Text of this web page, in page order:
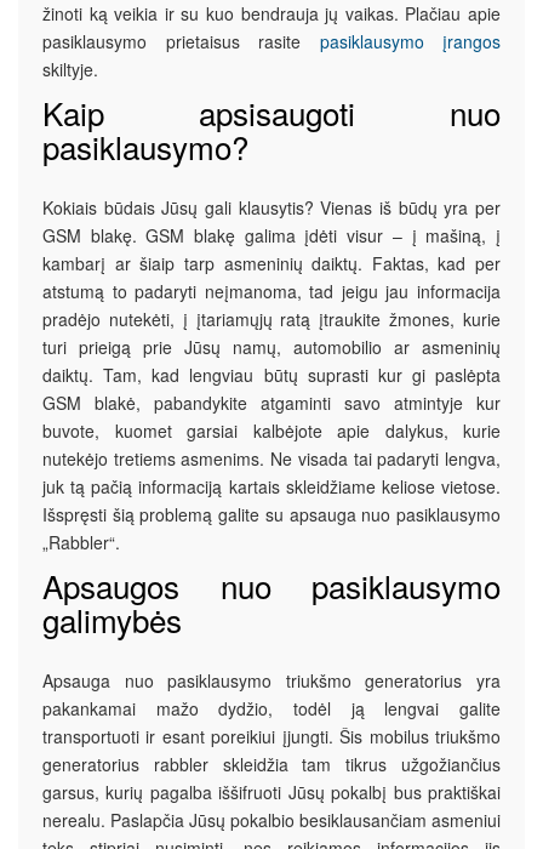
žinoti ką veikia ir su kuo bendrauja jų vaikas. Plačiau apie
pasiklausymo prietaisus rasite pasiklausymo įrangos
skiltyje.
Kaip apsisaugoti nuo
pasiklausymo?
Kokiais būdais Jūsų gali klausytis? Vienas iš būdų yra per
GSM blakę. GSM blakę galima įdėti visur – į mašiną, į
kambarį ar šiaip tarp asmeninių daiktų. Faktas, kad per
atstumą to padaryti neįmanoma, tad jeigu jau informacija
pradėjo nutekėti, į įtariamųjų ratą įtraukite žmones, kurie
turi prieigą prie Jūsų namų, automobilio ar asmeninių
daiktų. Tam, kad lengviau būtų suprasti kur gi paslėpta
GSM blakė, pabandykite atgaminti savo atmintyje kur
buvote, kuomet garsiai kalbėjote apie dalykus, kurie
nutekėjo tretiems asmenims. Ne visada tai padaryti lengva,
juk tą pačią informaciją kartais skleidžiame keliose vietose.
Išspręsti šią problemą galite su apsauga nuo pasiklausymo
„Rabbler“.
Apsaugos nuo pasiklausymo
galimybės
Apsauga nuo pasiklausymo triukšmo generatorius yra
pakankamai mažo dydžio, todėl ją lengvai galite
transportuoti ir esant poreikiui įjungti. Šis mobilus triukšmo
generatorius rabbler skleidžia tam tikrus užgožiančius
garsus, kurių pagalba iššifruoti Jūsų pokalbį bus praktiškai
nerealu. Paslapčia Jūsų pokalbio besiklausančiam asmeniui